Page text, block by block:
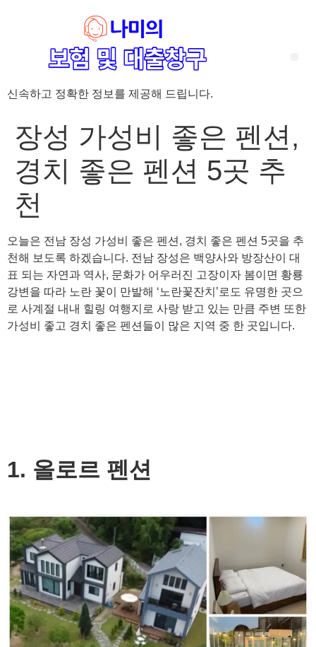
신속하고 정확한 정보를 제공해 드립니다.
장성 가성비 좋은 펜션,
경치 좋은 펜션 5곳 추
천
오늘은 전남 장성 가성비 좋은 펜션, 경치 좋은 펜션 5곳을 추
천해 보도록 하겠습니다. 전남 장성은 백양사와 방장산이 대
표 되는 자연과 역사, 문화가 어우러진 고장이자 봄이면 황룡
강변을 따라 노란 꽃이 만발해 ‘노란꽃잔치’로도 유명한 곳으
로 사계절 내내 힐링 여행지로 사랑 받고 있는 만큼 주변 또한
가성비 좋고 경치 좋은 펜션들이 많은 지역 중 한 곳입니다.
1. 올로르 펜션